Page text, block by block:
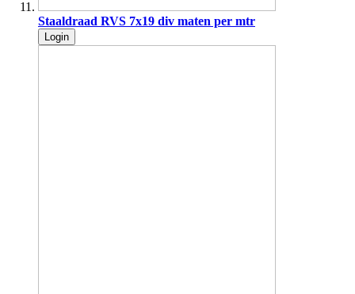
Staaldraad RVS 7x19 div maten per mtr
Login